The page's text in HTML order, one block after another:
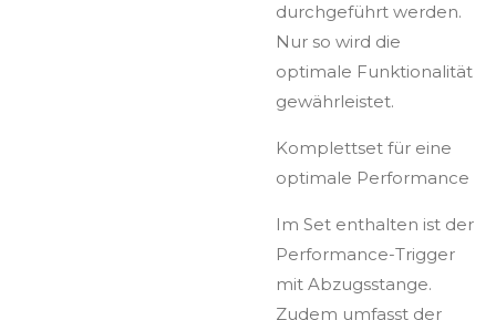
durchgeführt werden.
Nur so wird die
optimale Funktionalität
gewährleistet.
Komplettset für eine
optimale Performance
Im Set enthalten ist der
Performance-Trigger
mit Abzugsstange.
Zudem umfasst der